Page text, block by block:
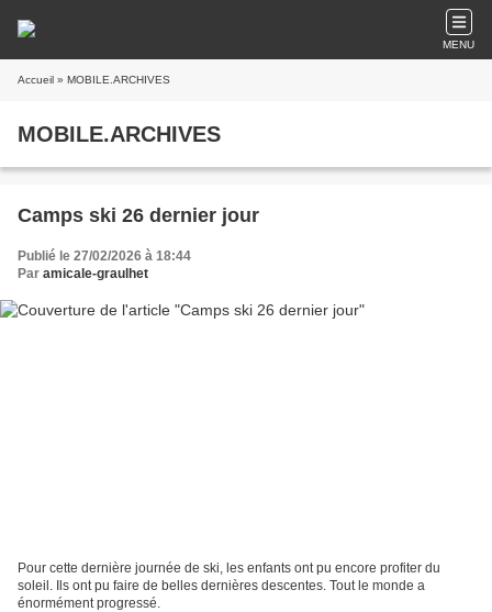
MENU
Accueil » MOBILE.ARCHIVES
MOBILE.ARCHIVES
Camps ski 26 dernier jour
Publié le 27/02/2026 à 18:44
Par amicale-graulhet
Pour cette dernière journée de ski, les enfants ont pu encore profiter du
soleil. Ils ont pu faire de belles dernières descentes. Tout le monde a
énormément progressé.